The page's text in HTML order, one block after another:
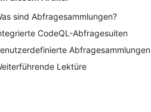
sind Abfragesammlungen?
CodeQL-Abfragesuiten
Abfragesammlungen
Lektüre